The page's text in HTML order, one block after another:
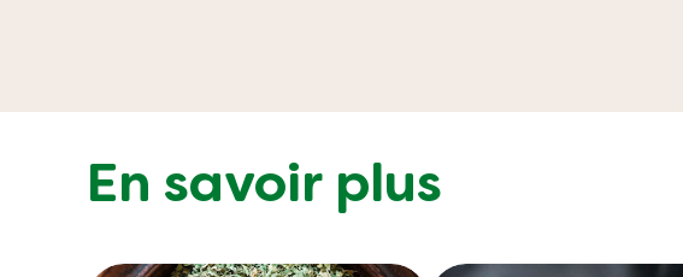
En savoir plus